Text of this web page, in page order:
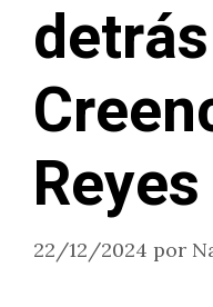
22/12/2024 por